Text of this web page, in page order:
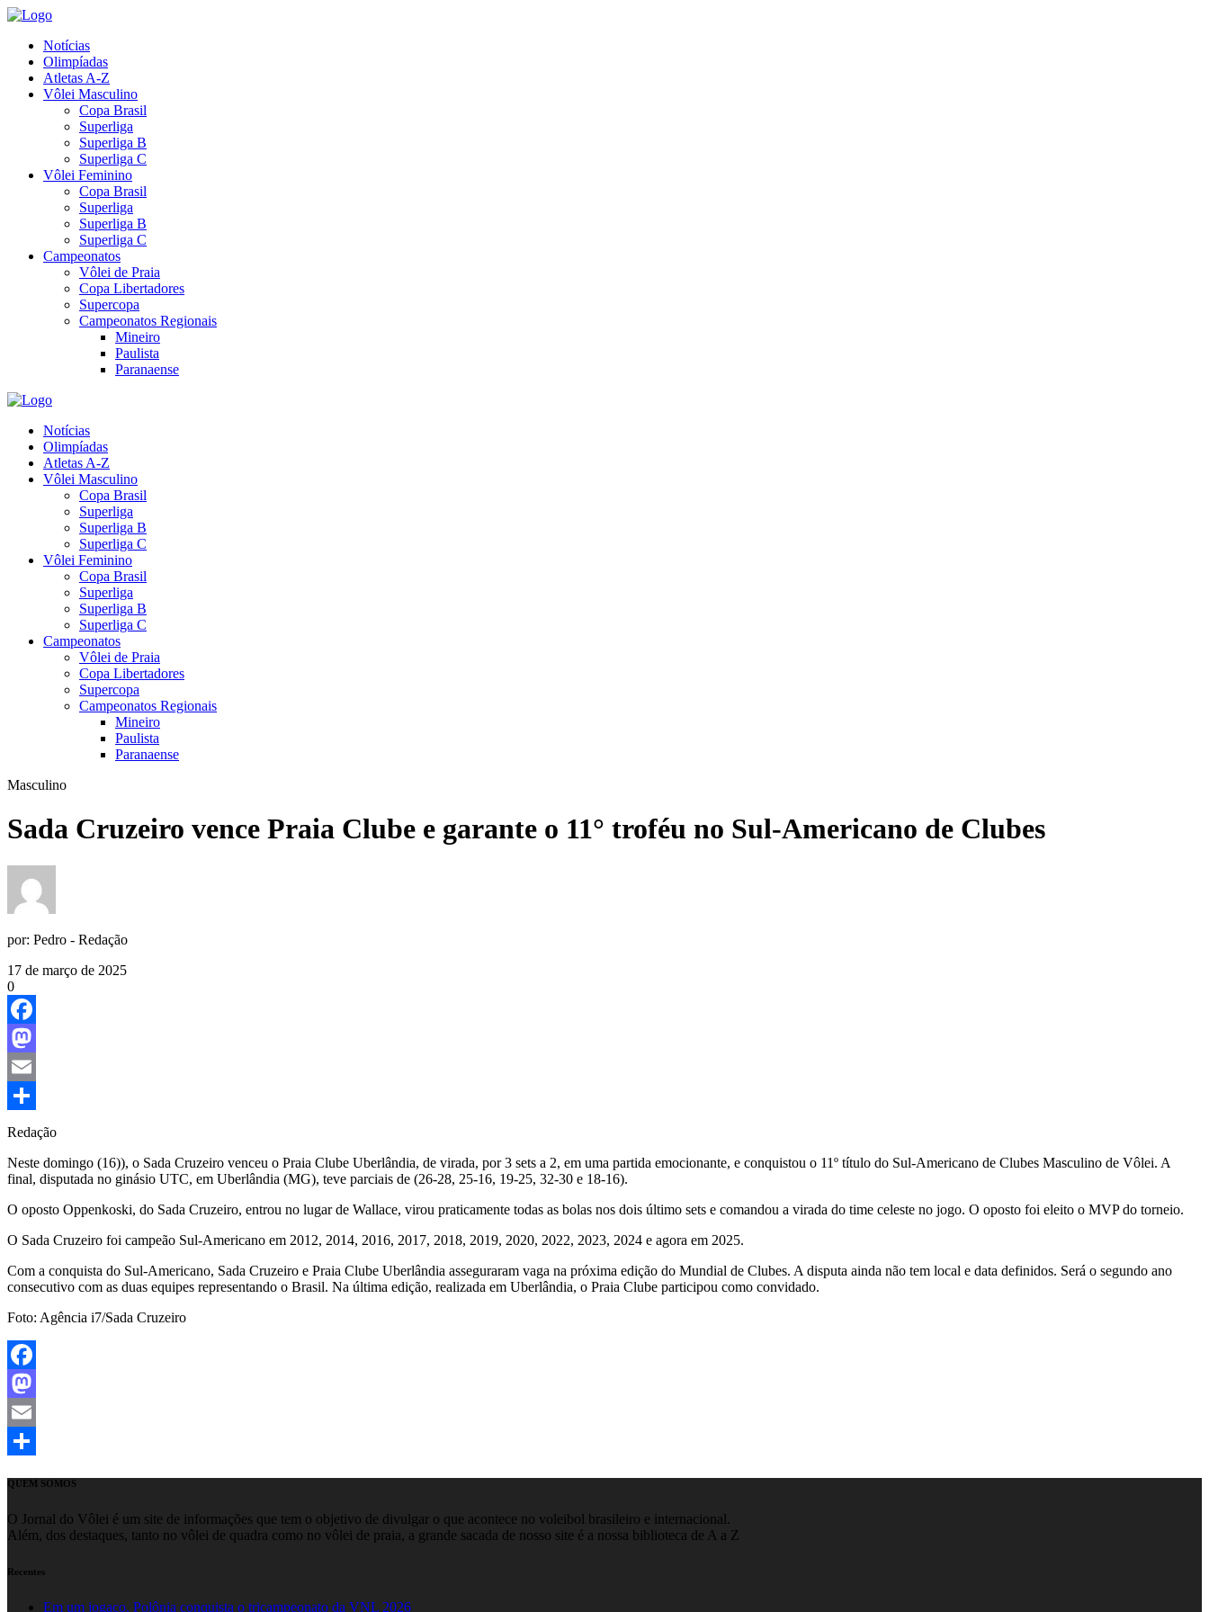
Notícias
Olimpíadas
Atletas A-Z
Vôlei Masculino
Copa Brasil
Superliga
Superliga B
Superliga C
Vôlei Feminino
Copa Brasil
Superliga
Superliga B
Superliga C
Campeonatos
Vôlei de Praia
Copa Libertadores
Supercopa
Campeonatos Regionais
Mineiro
Paulista
Paranaense
Notícias
Olimpíadas
Atletas A-Z
Vôlei Masculino
Copa Brasil
Superliga
Superliga B
Superliga C
Vôlei Feminino
Copa Brasil
Superliga
Superliga B
Superliga C
Campeonatos
Vôlei de Praia
Copa Libertadores
Supercopa
Campeonatos Regionais
Mineiro
Paulista
Paranaense
Masculino
Sada Cruzeiro vence Praia Clube e garante o 11° troféu no Sul-Americano de Clubes
por: Pedro - Redação
17 de março de 2025
0
Facebook
Mastodon
Email
Share
Redação
Neste domingo (16)), o Sada Cruzeiro venceu o Praia Clube Uberlândia, de virada, por 3 sets a 2, em uma partida emocionante, e conquistou o 11º título do Sul-Americano de Clubes Masculino de Vôlei. A
final, disputada no ginásio UTC, em Uberlândia (MG), teve parciais de (26-28, 25-16, 19-25, 32-30 e 18-16).
O oposto Oppenkoski, do Sada Cruzeiro, entrou no lugar de Wallace, virou praticamente todas as bolas nos dois último sets e comandou a virada do time celeste no jogo. O oposto foi eleito o MVP do torneio.
O Sada Cruzeiro foi campeão Sul-Americano em 2012, 2014, 2016, 2017, 2018, 2019, 2020, 2022, 2023, 2024 e agora em 2025.
Com a conquista do Sul-Americano, Sada Cruzeiro e Praia Clube Uberlândia asseguraram vaga na próxima edição do Mundial de Clubes. A disputa ainda não tem local e data definidos. Será o segundo ano
consecutivo com as duas equipes representando o Brasil. Na última edição, realizada em Uberlândia, o Praia Clube participou como convidado.
Foto: Agência i7/Sada Cruzeiro
Facebook
Mastodon
Email
QUEM SOMOS
O Jornal do Vôlei é um site de informações que tem o objetivo de divulgar o que acontece no voleibol brasileiro e internacional.
Além, dos destaques, tanto no vôlei de quadra como no vôlei de praia, a grande sacada de nosso site é a nossa biblioteca de A a Z
Recentes
Em um jogaço, Polônia conquista o tricampeonato da VNL 2026